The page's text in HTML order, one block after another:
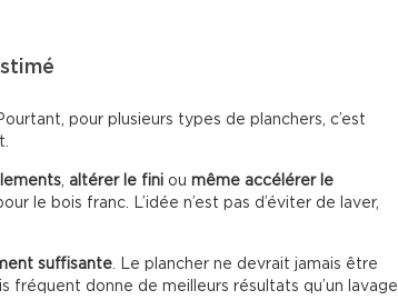
pour plusieurs types de planchers, c’est
, altérer le fini ou même accélérer le
le bois franc. L’idée n’est pas d’éviter de laver,
suffisante. Le plancher ne devrait jamais être
donne de meilleurs résultats qu’un lavage